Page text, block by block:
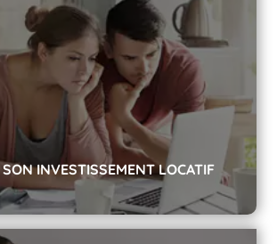
locatif : défiscalisez avec la loi Pinel.
SON INVESTISSEMENT LOCATIF